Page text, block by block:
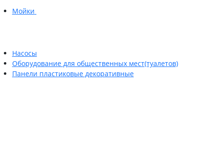
Мойки
Насосы
Оборудование для общественных мест(туалетов)
Панели пластиковые декоративные